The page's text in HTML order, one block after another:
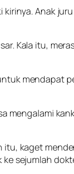
Anak
Kala itu,
mendapat
mengalami
itu, kaget
sejumlah